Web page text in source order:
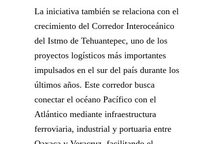
La iniciativa también se relaciona con el
crecimiento del Corredor Interoceánico
del Istmo de Tehuantepec, uno de los
proyectos logísticos más importantes
impulsados en el sur del país durante los
últimos años. Este corredor busca
conectar el océano Pacífico con el
Atlántico mediante infraestructura
ferroviaria, industrial y portuaria entre